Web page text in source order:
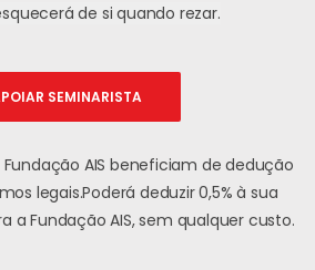
de si quando rezar.
SEMINARISTA
AIS beneficiam de dedução
legais.Poderá deduzir 0,5% à sua
a Fundação AIS, sem qualquer custo.